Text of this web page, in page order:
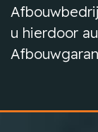
u hierdoor